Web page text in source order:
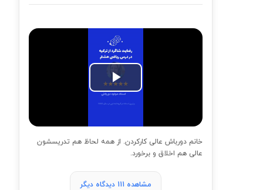
Play
خانم دورباش عالی کارکردن. از همه لحاظ هم تدریسشون
عالی هم اخلاق و برخورد.
مشاهده 111 دیدگاه دیگر